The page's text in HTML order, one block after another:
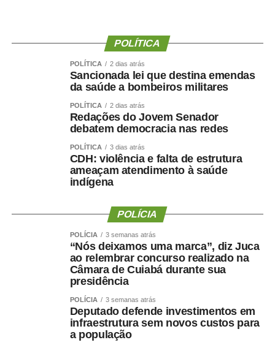
O secretário municipal de Cultura, Esporte e Turismo,
Gabriel Vasconcelos, destacou que os jogos representam
uma das principais ações de incentivo ao esporte
para ampliar a participação da população em atividades
esportivas. “Os Jogos Olímpicos e os Jogos Paralímpicos
pela comunidade esportiva. A competição oferece
oportunidades para atletas de diferentes modalidades
demonstrarem seu potencial, conquistarem resultados e
incentivam a prática esportiva e fortalecem o esporte
humano”, afirmou.
O secretário também destacou que as novidades desta
edição ampliam o alcance do evento e aproximam ainda
mais a população das atividades esportivas. “A inclusão
de novas modalidades e a realização de disputas na
Praia do Cortado representam mais uma evolução dos
jogos. Essas mudanças ampliam as oportunidades de
POLÍTICA
POLÍTICA 2 dias atrás
Sancionada lei que destina emendas
da saúde a bombeiros militares
POLÍTICA 2 dias atrás
Redações do Jovem Senador
debatem democracia nas redes
POLÍTICA 3 dias atrás
CDH: violência e falta de estrutura
ameaçam atendimento à saúde
indígena
POLÍCIA
POLÍCIA 3 semanas atrás
“Nós deixamos uma marca”, diz Juca
ao relembrar concurso realizado na
Câmara de Cuiabá durante sua
presidência
POLÍCIA 3 semanas atrás
Deputado defende investimentos em
infraestrutura sem novos custos para
a população